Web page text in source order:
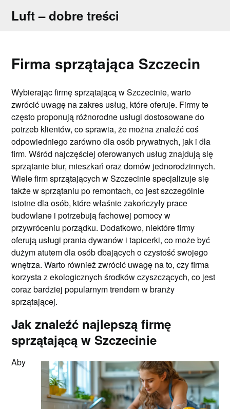
Luft – dobre treści
Firma sprzątająca Szczecin
Wybierając firmę sprzątającą w Szczecinie, warto
zwrócić uwagę na zakres usług, które oferuje. Firmy te
często proponują różnorodne usługi dostosowane do
potrzeb klientów, co sprawia, że można znaleźć coś
odpowiedniego zarówno dla osób prywatnych, jak i dla
firm. Wśród najczęściej oferowanych usług znajdują się
sprzątanie biur, mieszkań oraz domów jednorodzinnych.
Wiele firm sprzątających w Szczecinie specjalizuje się
także w sprzątaniu po remontach, co jest szczególnie
istotne dla osób, które właśnie zakończyły prace
budowlane i potrzebują fachowej pomocy w
przywróceniu porządku. Dodatkowo, niektóre firmy
oferują usługi prania dywanów i tapicerki, co może być
dużym atutem dla osób dbających o czystość swojego
wnętrza. Warto również zwrócić uwagę na to, czy firma
korzysta z ekologicznych środków czyszczących, co jest
coraz bardziej popularnym trendem w branży
sprzątającej.
Jak znaleźć najlepszą firmę
sprzątającą w Szczecinie
Aby